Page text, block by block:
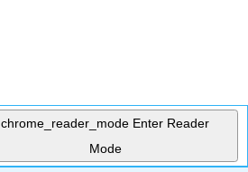
chrome_reader_mode Enter Reader
Mode